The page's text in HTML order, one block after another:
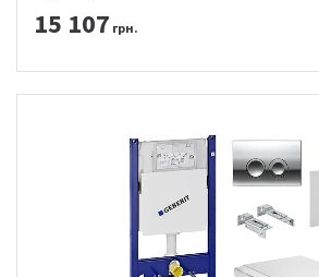
15 107 грн.